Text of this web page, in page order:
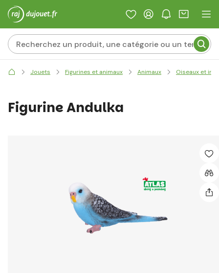
Jouets Figurines et animaux Animaux Oiseaux et
Figurine Andulka